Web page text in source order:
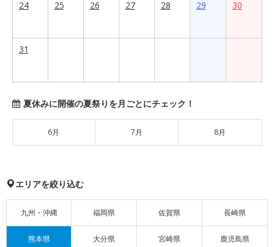
24 25 26 27 28 29 30
31
夏休みに開催の夏祭りを月ごとにチェック！
6月 7月 8月
エリアを絞り込む
九州・沖縄 福岡県 佐賀県 長崎県
熊本県 大分県 宮崎県 鹿児島県